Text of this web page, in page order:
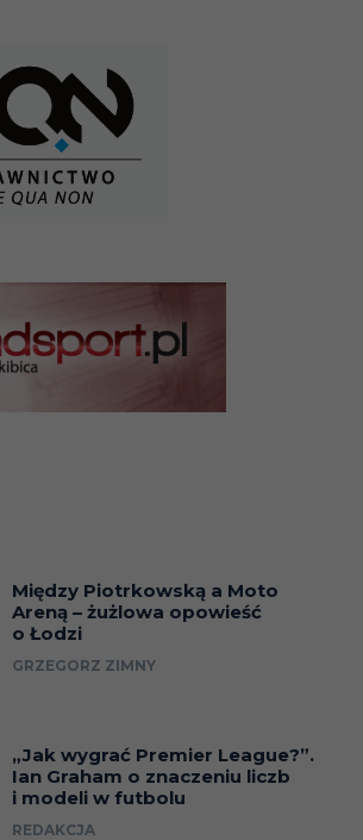
Między Piotrkowską a Moto
Areną – żużlowa opowieść
o Łodzi
GRZEGORZ ZIMNY
„Jak wygrać Premier League?”.
Ian Graham o znaczeniu liczb
i modeli w futbolu
REDAKCJA